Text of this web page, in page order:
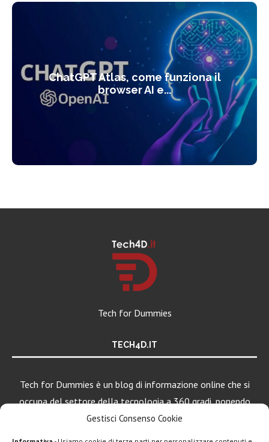
Gestisci Consenso Cookie
ChatGPT Atlas, come funziona il
browser AI e...
Tech for Dummies
TECH4D.IT
Tech for Dummies è un blog di informazione online che si
occupa del settore della tecnologia a 360 gradi, ponendo
una particolare attenzione al mondo Android, Apple e